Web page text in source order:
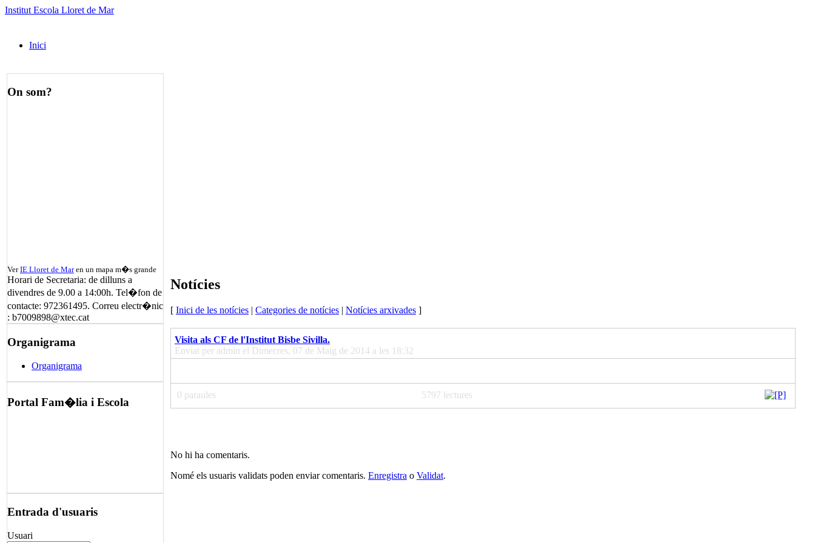
Institut Escola Lloret de Mar
Inici
On som?
VerIE Lloret de Maren un mapa m�s grande
Horari de Secretaria: de dilluns a
divendres de 9.00 a 14:00h. Tel�fon de
contacte: 972361495. Correu electr�nic
: b7009898@xtec.cat
Organigrama
Organigrama
Portal Fam�lia i Escola
Entrada d'usuaris
Usuari
Notícies
[ Inici de les notícies | Categories de notícies | Notícies arxivades ]
Visita als CF de l'Institut Bisbe Sivilla.
Enviat per admin el Dimecres, 07 de Maig de 2014 a les 18:32
0 paraules 5797 lectures
No hi ha comentaris.
Nomé els usuaris validats poden enviar comentaris. Enregistra o Validat.